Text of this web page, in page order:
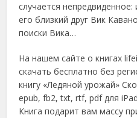
случается
его близкий друг Вик
поиски Вика…
На нашем сайте о книгах
скачать бесплатно без
книгу «Ледяной урожай»
epub, fb2, txt, rtf, pdf для
Книга подарит вам массу